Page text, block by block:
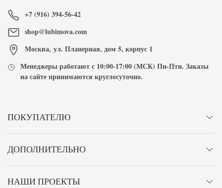
+7 (916) 394-56-42
shop@lubimova.com
Москва, ул. Планерная, дом 5, корпус 1
Менеджеры работают с 10:00-17:00(МСК) Пн-Птн. Заказы
на сайте принимаются круглосуточно.
ПОКУПАТЕЛЮ
ДОПОЛНИТЕЛЬНО
НАШИ ПРОЕКТЫ